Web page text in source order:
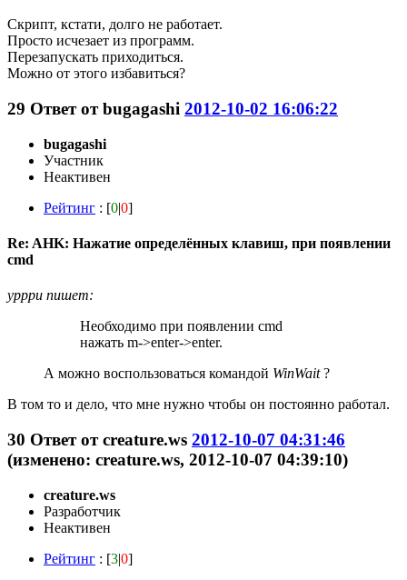
Скрипт, кстати, долго не работает.
Просто исчезает из программ.
Перезапускать приходиться.
Можно от этого избавиться?
29 Ответ отbugagashi 2012-10-02 16:06:22
bugagashi
Участник
Неактивен
Рейтинг : [0|0]
Re: AHK: Нажатие определённых клавиш, при появлении
cmd
ypppu пишет:
Необходимо при появлении cmd
нажать m->enter->enter.
А можно воспользоваться командой WinWait?
В том то и дело, что мне нужно чтобы он постоянно работал.
30 Ответ отcreature.ws 2012-10-07 04:31:46
(изменено: creature.ws, 2012-10-07 04:39:10)
creature.ws
Разработчик
Неактивен
Рейтинг : [3|0]